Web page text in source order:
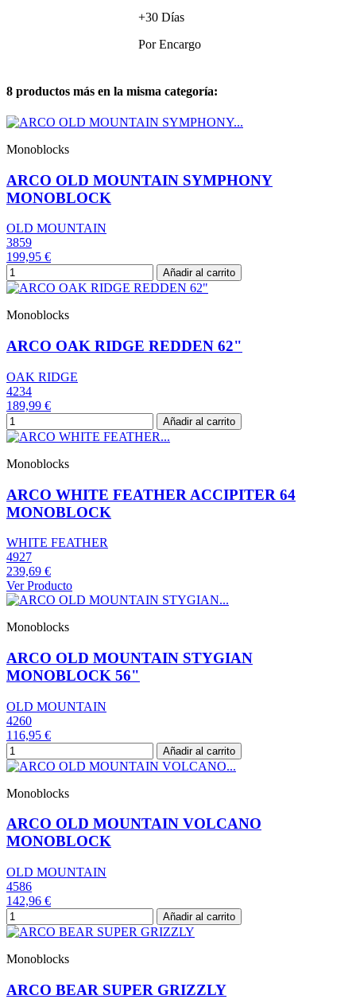
+30 Días
Por Encargo
8 productos más en la misma categoría:
Monoblocks
ARCO OLD MOUNTAIN SYMPHONY
MONOBLOCK
OLD MOUNTAIN
3859
199,95 €
Añadir al carrito
Monoblocks
ARCO OAK RIDGE REDDEN 62"
OAK RIDGE
4234
189,99 €
Añadir al carrito
Monoblocks
ARCO WHITE FEATHER ACCIPITER 64
MONOBLOCK
WHITE FEATHER
4927
239,69 €
Ver Producto
Monoblocks
ARCO OLD MOUNTAIN STYGIAN
MONOBLOCK 56"
OLD MOUNTAIN
4260
116,95 €
Añadir al carrito
Monoblocks
ARCO OLD MOUNTAIN VOLCANO
MONOBLOCK
OLD MOUNTAIN
4586
142,96 €
Añadir al carrito
Monoblocks
ARCO BEAR SUPER GRIZZLY